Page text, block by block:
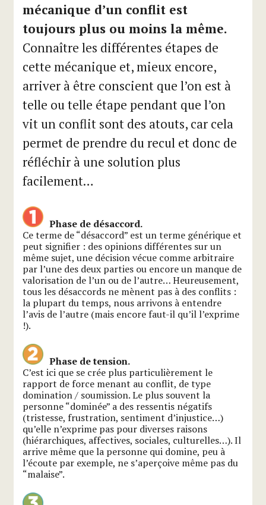
mécanique d’un conflit est
toujours plus ou moins la même.
Connaître les différentes étapes de
cette mécanique et, mieux encore,
arriver à être conscient que l’on est à
telle ou telle étape pendant que l’on
vit un conflit sont des atouts, car cela
permet de prendre du recul et donc de
réfléchir à une solution plus
facilement…
Phase de désaccord.
Ce terme de “désaccord” est un terme générique et
peut signifier : des opinions différentes sur un
même sujet, une décision vécue comme arbitraire
par l’une des deux parties ou encore un manque de
valorisation de l’un ou de l’autre… Heureusement,
tous les désaccords ne mènent pas à des conflits :
la plupart du temps, nous arrivons à entendre
l’avis de l’autre (mais encore faut-il qu’il l’exprime
!).
Phase de tension.
C’est ici que se crée plus particulièrement le
rapport de force menant au conflit, de type
domination / soumission. Le plus souvent la
personne “dominée” a des ressentis négatifs
(tristesse, frustration, sentiment d’injustice…)
qu’elle n’exprime pas pour diverses raisons
(hiérarchiques, affectives, sociales, culturelles…). Il
arrive même que la personne qui domine, peu à
l’écoute par exemple, ne s’aperçoive même pas du
“malaise”.